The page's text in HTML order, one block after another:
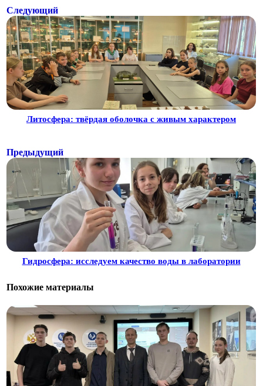
Следующий
Литосфера: твёрдая оболочка с живым характером
Предыдущий
Гидросфера: исследуем качество воды в лаборатории
Похожие материалы